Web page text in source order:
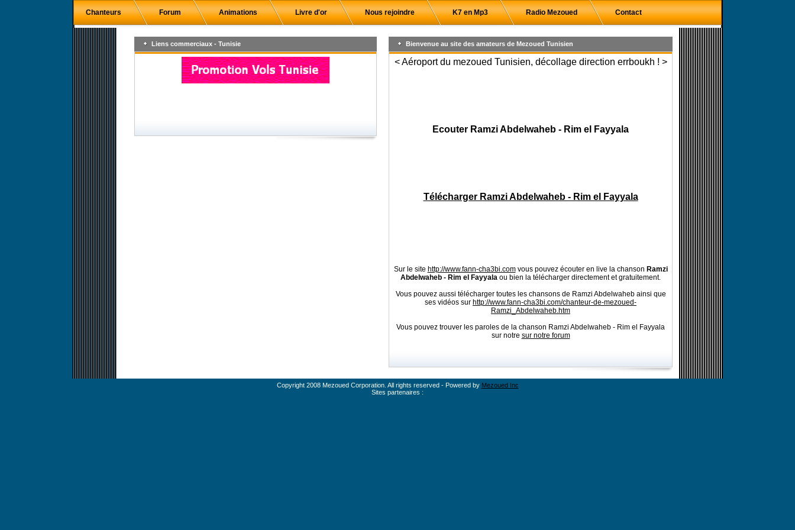
Chanteurs Forum Animations Livre d'or Nous rejoindre K7 en Mp3 Radio Mezoued Contact
Liens commerciaux - Tunisie Bienvenue au site des amateurs de Mezoued Tunisien
< Aéroport du mezoued Tunisien, décollage direction errboukh ! >
Ecouter Ramzi Abdelwaheb - Rim el Fayyala
Télécharger Ramzi Abdelwaheb - Rim el Fayyala
Sur le site http://www.fann-cha3bi.comvous pouvez écouter en live la chanson Ramzi
Abdelwaheb - Rim el Fayyala ou bien la télécharger directement et gratuitement.
Vous pouvez aussi télécharger toutes les chansons de Ramzi Abdelwaheb ainsi que
ses vidéos sur http://www.fann-cha3bi.com/chanteur-de-mezoued-
Ramzi_Abdelwaheb.htm
Vous pouvez trouver les paroles de la chanson Ramzi Abdelwaheb - Rim el Fayyala
sur notre sur notre forum
Copyright 2008 Mezoued Corporation. All rights reserved - Powered by Mezoued Inc
Sites partenaires :